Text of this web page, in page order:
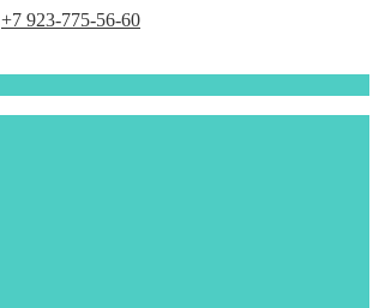
+7 923-775-56-60